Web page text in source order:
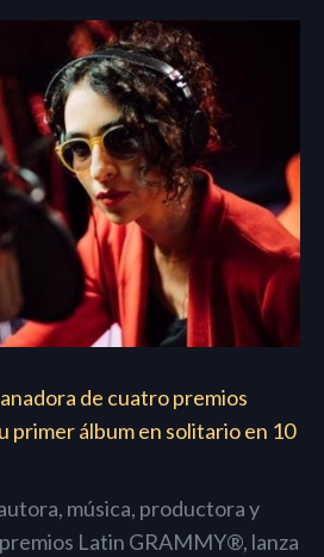
de cuatro premios
primer álbum en solitario en 10
música, productora y
Latin GRAMMY®, lanza